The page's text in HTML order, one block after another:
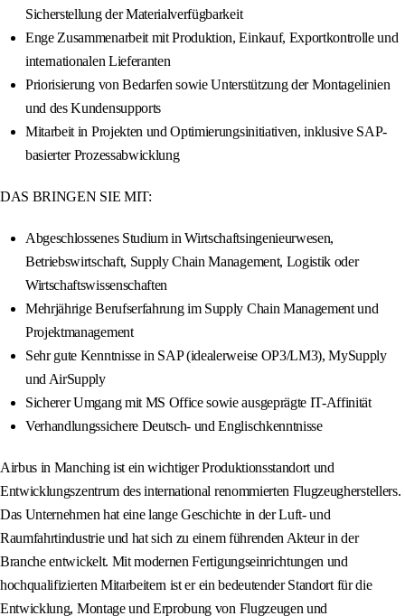
Sicherstellung der Materialverfügbarkeit
Enge Zusammenarbeit mit Produktion, Einkauf, Exportkontrolle und
internationalen Lieferanten
Priorisierung von Bedarfen sowie Unterstützung der Montagelinien
und des Kundensupports
Mitarbeit in Projekten und Optimierungsinitiativen, inklusive SAP-
basierter Prozessabwicklung
DAS BRINGEN SIE MIT:
Abgeschlossenes Studium in Wirtschaftsingenieurwesen,
Betriebswirtschaft, Supply Chain Management, Logistik oder
Wirtschaftswissenschaften
Mehrjährige Berufserfahrung im Supply Chain Management und
Projektmanagement
Sehr gute Kenntnisse in SAP (idealerweise OP3/LM3), MySupply
und AirSupply
Sicherer Umgang mit MS Office sowie ausgeprägte IT-Affinität
Verhandlungssichere Deutsch- und Englischkenntnisse
Airbus in Manching ist ein wichtiger Produktionsstandort und
Entwicklungszentrum des international renommierten Flugzeugherstellers.
Das Unternehmen hat eine lange Geschichte in der Luft- und
Raumfahrtindustrie und hat sich zu einem führenden Akteur in der
Branche entwickelt. Mit modernen Fertigungseinrichtungen und
hochqualifizierten Mitarbeitern ist er ein bedeutender Standort für die
Entwicklung, Montage und Erprobung von Flugzeugen und